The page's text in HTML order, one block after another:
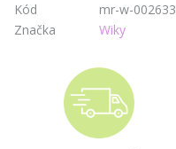
Kód
mr-w-002633
Značka
Wiky